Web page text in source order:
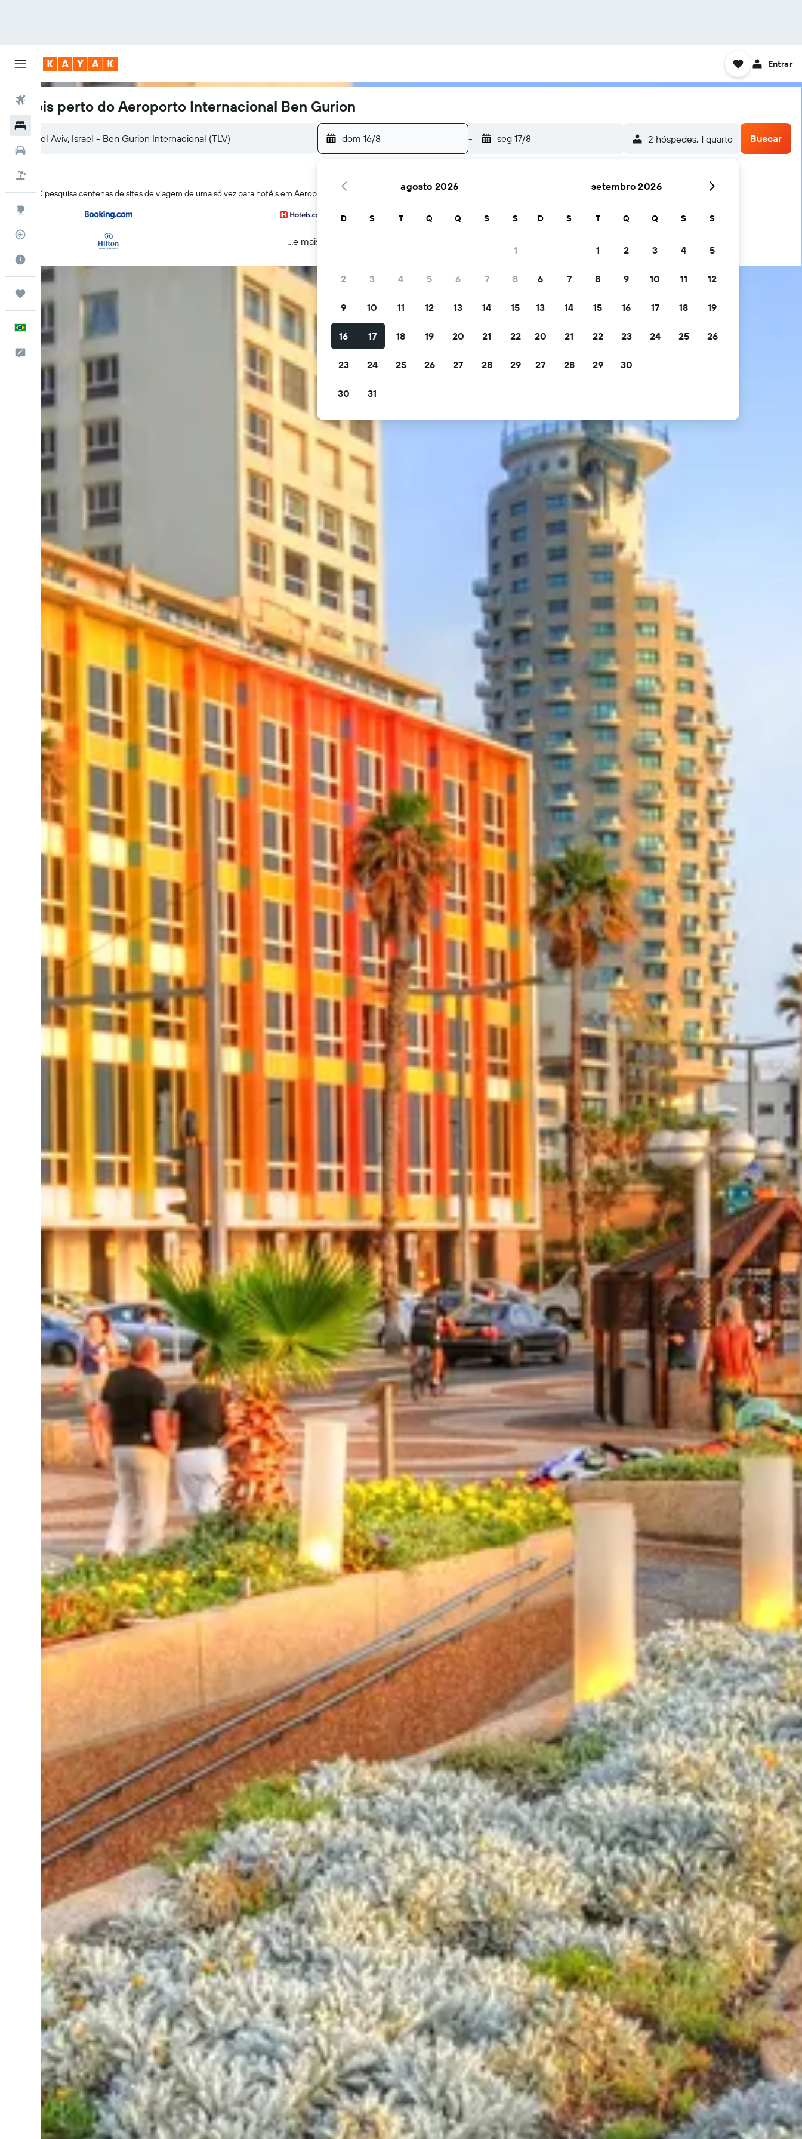
Entrar
Voos
Rastreador de voos
Português
Hotéis perto do Aeroporto Internacional Ben Gurion
Tel Aviv, Israel - Ben Gurion Internacional (TLV) dom 16/8 - seg 17/8 2 hóspedes, 1 quarto Buscar
O KAYAK pesquisa centenas de sites de viagem de uma só vez para hotéis em Aeroporto de Tel Aviv Ben Gurion InternacionalAeroporto de Tel Aviv Ben Gurion Internacional
...e mais
agosto 2026
D S T Q Q S S
1
2 3 4 5 6 7 8
9 10 11 12 13 14 15
16 17 18 19 20 21 22
23 24 25 26 27 28 29
30 31
setembro 2026
D S T Q Q S S
1 2 3 4 5
6 7 8 9 10 11 12
13 14 15 16 17 18 19
20 21 22 23 24 25 26
27 28 29 30